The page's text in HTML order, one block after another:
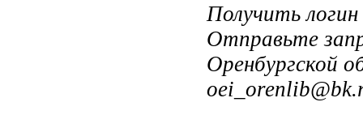
Получить
Отправьте
Оренбургской